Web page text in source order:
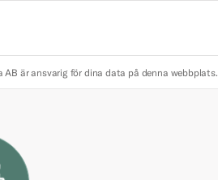
AB är ansvarig för dina data på denna webbplats.